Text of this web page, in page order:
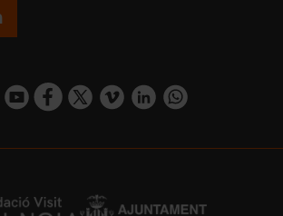
www.instagram.com/visit_valencia/
https://www.youtube.com/user/
https://www.facebook.com/
https://twitter.com/
https://vimeo.com/
https://www.linkedin.com/company/turismo-valencia/https://api.whatsapp.com/send/